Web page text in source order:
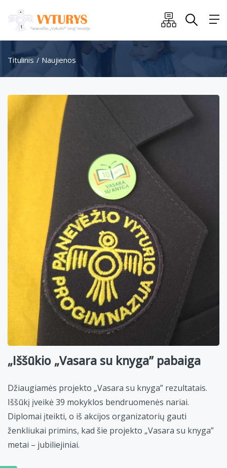
Titulinis Naujienos
„Iššūkio „Vasara su knyga” pabaiga
Džiaugiamės projekto „Vasara su knyga” rezultatais.
Iššūkį įveikė 39 mokyklos bendruomenės nariai.
Diplomai įteikti, o iš akcijos organizatorių gauti
ženkliukai primins, kad šie projekto „Vasara su knyga”
metai – jubiliejiniai.